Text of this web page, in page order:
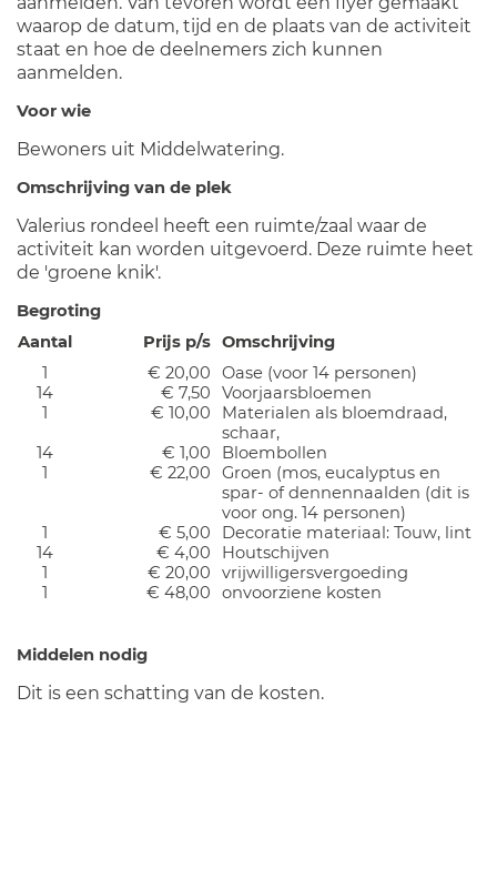
waarop de datum, tijd en de plaats van de activiteit
staat en hoe de deelnemers zich kunnen
aanmelden.
Voor wie
Bewoners uit Middelwatering.
Omschrijving van de plek
Valerius rondeel heeft een ruimte/zaal waar de
activiteit kan worden uitgevoerd. Deze ruimte heet
de 'groene knik'.
Begroting
Aantal
Prijs p/s Omschrijving
1
€ 20,00
Oase (voor 14 personen)
14
€ 7,50
Voorjaarsbloemen
1
€ 10,00
Materialen als bloemdraad,
schaar,
14
€ 1,00
Bloembollen
1
€ 22,00
Groen (mos, eucalyptus en
spar- of dennennaalden (dit is
voor ong. 14 personen)
1
€ 5,00
Decoratie materiaal: Touw, lint
14
€ 4,00
Houtschijven
1
€ 20,00
vrijwilligersvergoeding
1
€ 48,00 onvoorziene kosten
Middelen nodig
Dit is een schatting van de kosten.